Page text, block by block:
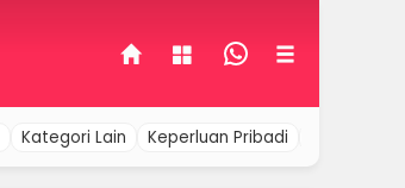
Kategori Lain Keperluan Pribadi